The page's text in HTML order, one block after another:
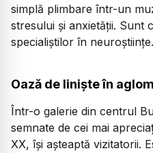
simplă plimbare într-un
stresului și anxietății. Sunt
specialiștilor în neuroștiințe.
Oază de liniște în
Într-o galerie din centrul
semnate de cei mai
XX, își așteaptă vizitatorii.